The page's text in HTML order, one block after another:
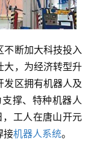
不断加大科技投入
大，为经济转型升
发区拥有机器人及
撑、特种机器人
工人在唐山开元
接机器人系统。​